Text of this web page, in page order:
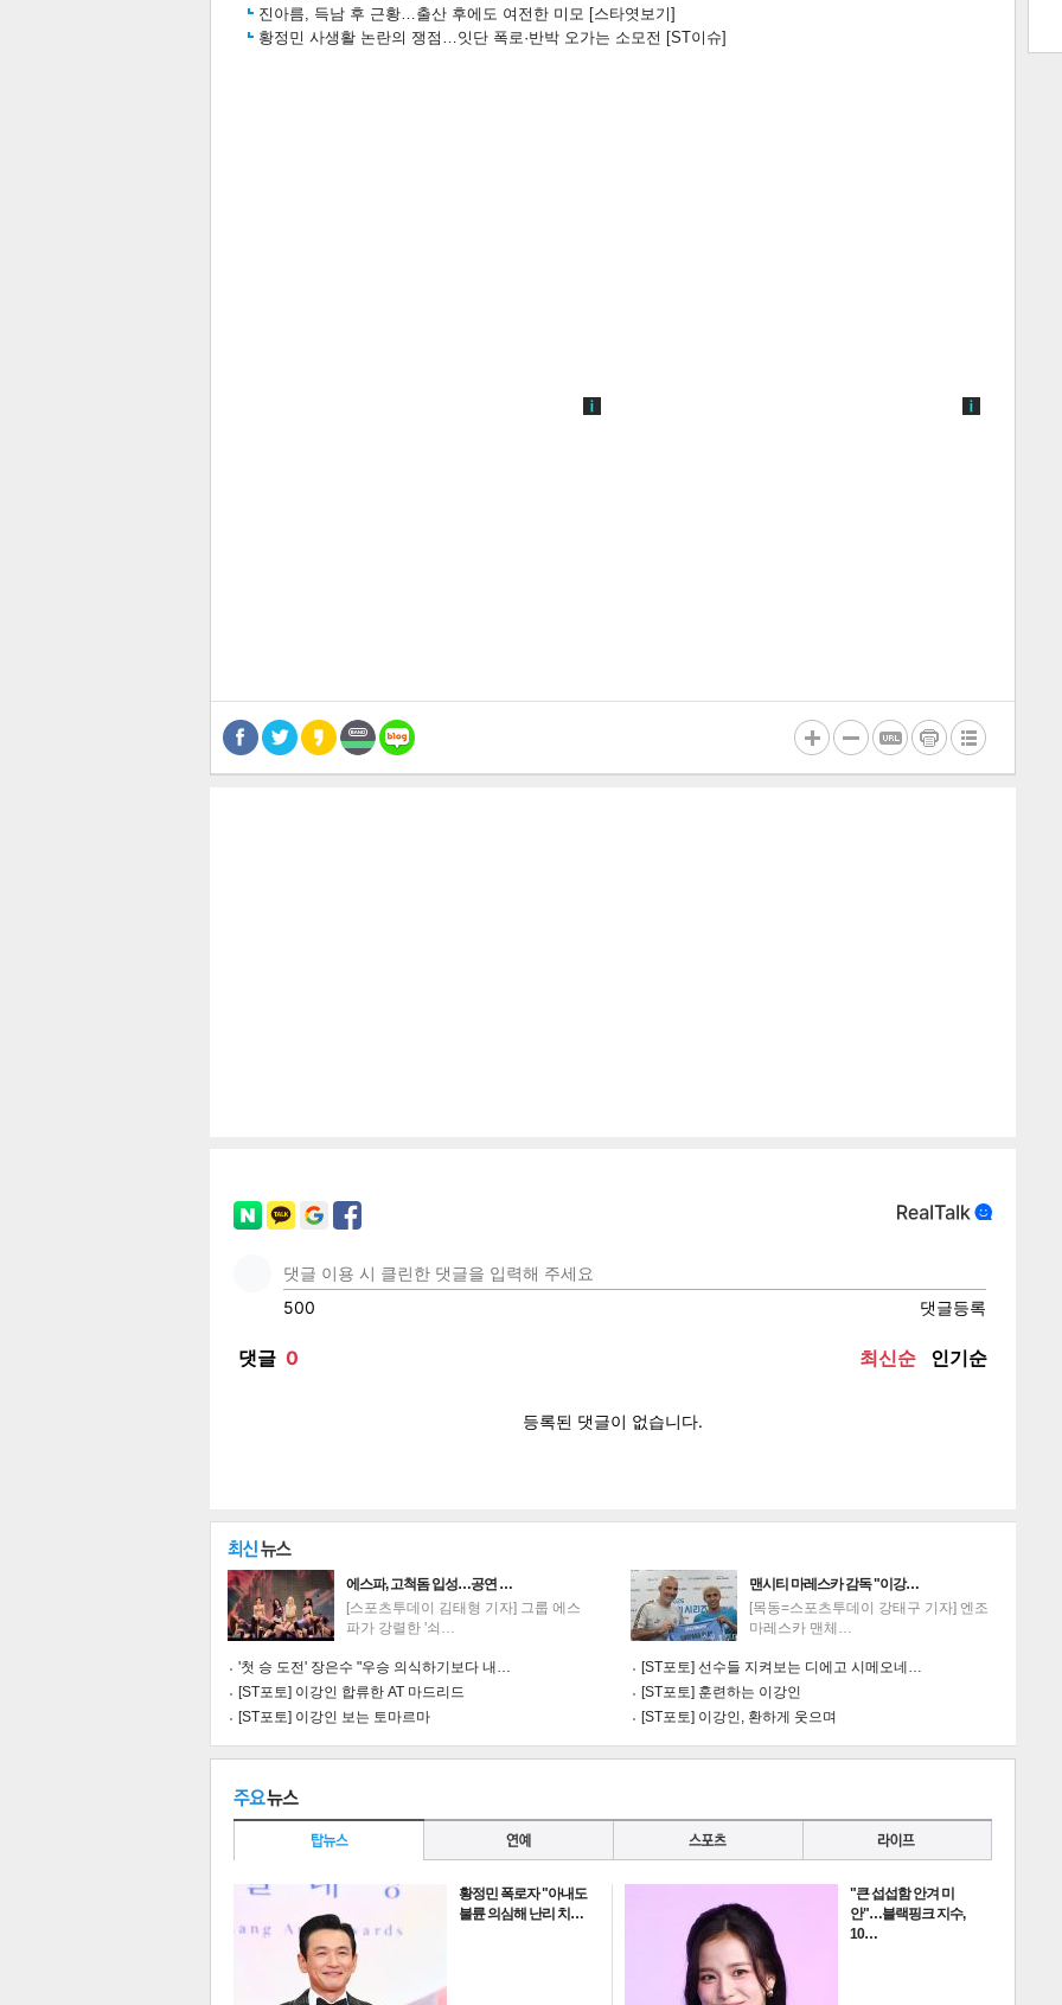
보
진아름, 득남 후 근황…출산 후에도 여전한 미모 [스타엿보기]
황정민 사생활 논란의 쟁점…잇단 폭로·반박 오가는 소모전 [ST이슈]
트위 카카 인쇄 목록
에스파, 고척돔 입성…공연 …
[스포츠투데이 김태형 기자] 그룹 에스
파가 강렬한 '쇠…
'첫 승 도전' 장은수 "우승 의식하기보다 내…
[ST포토] 이강인 합류한 AT 마드리드
[ST포토] 이강인 보는 토마르마
맨시티 마레스카 감독 "이강…
[목동=스포츠투데이 강태구 기자] 엔조
마레스카 맨체…
[ST포토] 선수들 지켜보는 디에고 시메오네…
[ST포토] 훈련하는 이강인
[ST포토] 이강인, 환하게 웃으며
황정민 폭로자 "아내도
불륜 의심해 난리 치…
"큰 섭섭함 안겨 미
안"…블랙핑크 지수,
10…